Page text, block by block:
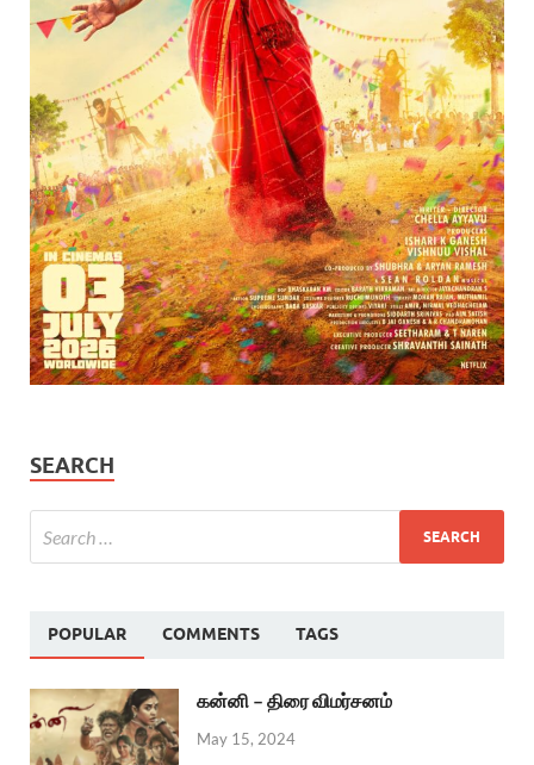
SEARCH
POPULAR COMMENTS TAGS
கன்னி – திரை விமர்சனம்
May 15, 2024